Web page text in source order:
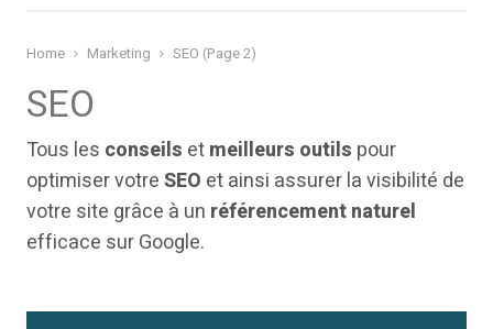
Home Marketing SEO (Page 2)
SEO
Tous les conseils etmeilleurs outils pour
optimiser votreSEO et ainsi assurer la visibilité de
votre site grâce à un référencement naturel
efficace sur Google.